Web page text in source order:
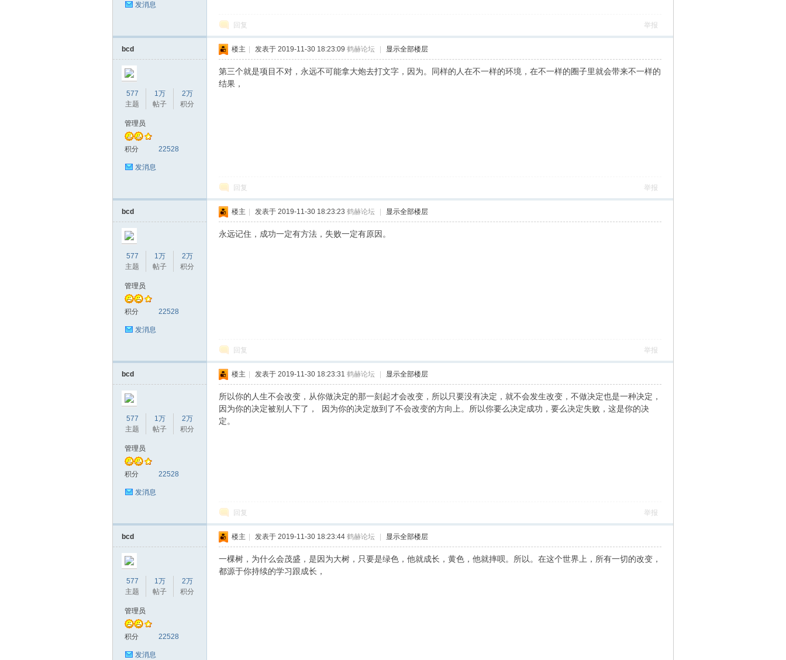
发消息
回复 举报
bcd
577
主题
1万
帖子
2万
积分
管理员
积分 22528
发消息
楼主 发表于 2019-11-30 18:23:09 鹤赫论坛 显示全部楼层
第三个就是项目不对，永远不可能拿大炮去打文字，因为。同样的人在不一样的环境，在不一样的圈子里就会带来不一样的
结果，
回复 举报
bcd
577
主题
1万
帖子
2万
积分
管理员
积分 22528
发消息
楼主 发表于 2019-11-30 18:23:23 鹤赫论坛 显示全部楼层
永远记住，成功一定有方法，失败一定有原因。
回复 举报
bcd
577
主题
1万
帖子
2万
积分
管理员
积分 22528
发消息
楼主 发表于 2019-11-30 18:23:31 鹤赫论坛 显示全部楼层
所以你的人生不会改变，从你做决定的那一刻起才会改变，所以只要没有决定，就不会发生改变，不做决定也是一种决定，
因为你的决定被别人下了， 因为你的决定放到了不会改变的方向上。所以你要么决定成功，要么决定失败，这是你的决
定。
回复 举报
bcd
577
主题
1万
帖子
2万
积分
管理员
积分 22528
发消息
楼主 发表于 2019-11-30 18:23:44 鹤赫论坛 显示全部楼层
一棵树，为什么会茂盛，是因为大树，只要是绿色，他就成长，黄色，他就摔呗。所以。在这个世界上，所有一切的改变，
都源于你持续的学习跟成长，